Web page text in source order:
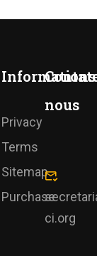
Informations
Privacy
Terms
Sitemap
Purchase
nous
ci.org